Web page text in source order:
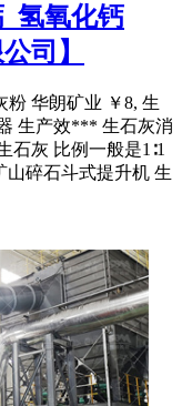
氢氧化钙
司】
华朗矿业 ￥8, 生
生产效*** 生石灰消
石灰 比例一般是1∶1
山碎石斗式提升机 生